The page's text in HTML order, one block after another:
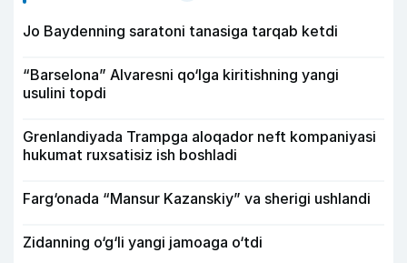
Jo Baydenning saratoni tanasiga tarqab ketdi
“Barselona” Alvaresni qo‘lga kiritishning yangi
usulini topdi
Grenlandiyada Trampga aloqador neft kompaniyasi
hukumat ruxsatisiz ish boshladi
Farg‘onada “Mansur Kazanskiy” va sherigi ushlandi
Zidanning o‘g‘li yangi jamoaga o‘tdi